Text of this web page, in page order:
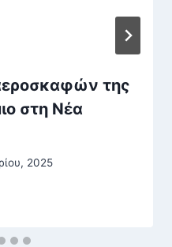
της
στη Νέα
2025